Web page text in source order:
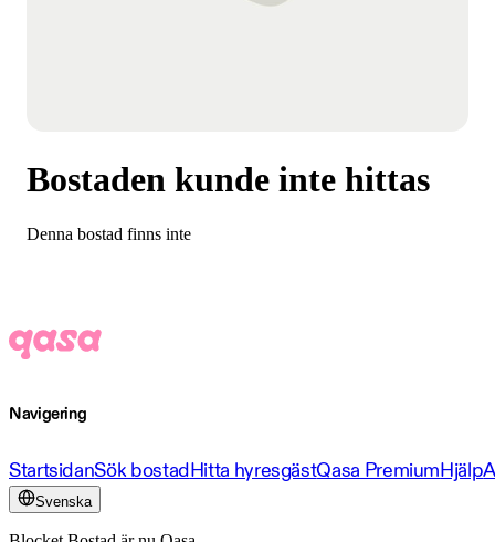
Bostaden kunde inte hittas
Denna bostad finns inte
Navigering
StartsidanSök bostadHitta hyresgästQasa PremiumHjälp
Svenska